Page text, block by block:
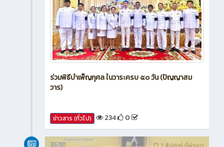
ร่วมพิธีบำเพ็ญกุศล ในวาระครบ ๕๐ วัน (ปัญญาสม
วาร)
ข่าวสาร (ทั่วไป) 234 0